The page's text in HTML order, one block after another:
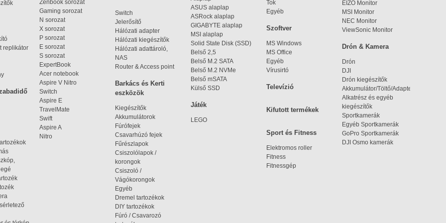
Zenbook sorozat
Gaming sorozat
N sorozat
X sorozat
P sorozat
E sorozat
S sorozat
ExpertBook
Acer notebook
Aspire V Nitro
Switch
Aspire E
TravelMate
Swift
Aspire A
Nitro
Tok
Egyéb
replikátor
EIZO Monitor
MSI Monitor
NEC Monitor
ViewSonic Monitor
ASUS alaplap
ASRock alaplap
GIGABYTE alaplap
MSI alaplap
Solid State Disk (SSD)
Belső 2,5
Belső M.2 SATA
Belső M.2 NVMe
Belső mSATA
Külső SSD
Switch
Jelerősítő
Hálózati adapter
Hálózati kiegészítők
Hálózati adattároló,
NAS
Router & Access point
Szoftver
MS Windows
MS Office
Egyéb
Vírusirtó
Drón & Kamera
Drón
DJI
Drón kiegészítők
Akkumulátor/Töltő/Adapter
Alkatrész és egyéb
kiegészítők
Sportkamerák
Egyéb Sportkamerák
GoPro Sportkamerák
DJI Osmo kamerák
Barkács és Kerti
eszközök
Kiegészítők
Akkumulátorok
Fúrófejek
Csavarhúzó fejek
Fűrészlapok
Csiszolólapok /
korongok
Csiszoló /
Vágókorongok
Egyéb
Dremel tartozékok
DIY tartozékok
Fúró / Csavarozó
Televízió
Játék
LEGO
Kifutott termékek
Sport és Fitness
Elektromos roller
Fitness
Fitnessgép